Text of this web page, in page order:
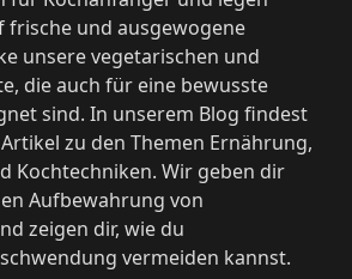
frische und ausgewogene
unsere vegetarischen und
die auch für eine bewusste
sind. In unserem Blog findest
zu den Themen Ernährung,
Kochtechniken. Wir geben dir
Aufbewahrung von
zeigen dir, wie du
vermeiden kannst.